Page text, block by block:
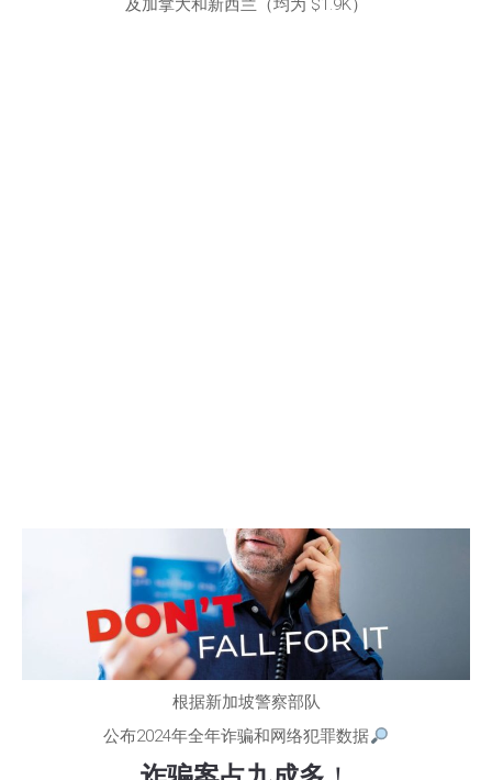
及加拿大和新西兰（均为 $1.9K）
根据新加坡警察部队
公布2024年全年诈骗和网络犯罪数据